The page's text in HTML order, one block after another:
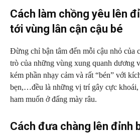
Cách làm chồng yêu lên
tới vùng lân cận cậu bé
Đừng chỉ bận tâm đến mỗi cậu nhỏ của
trò của những vùng xung quanh dương
kém phần nhạy cảm và rất “bén” với
bẹn,…đều là những vị trí gây cực khoái,
ham muốn ở đấng mày râu.
Cách đưa chàng lên đỉnh